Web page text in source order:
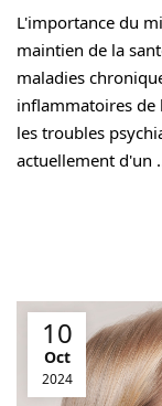
L'importance du
maintien de la
maladies
inflammatoires de
les troubles
actuellement d'un
10
Oct
2024